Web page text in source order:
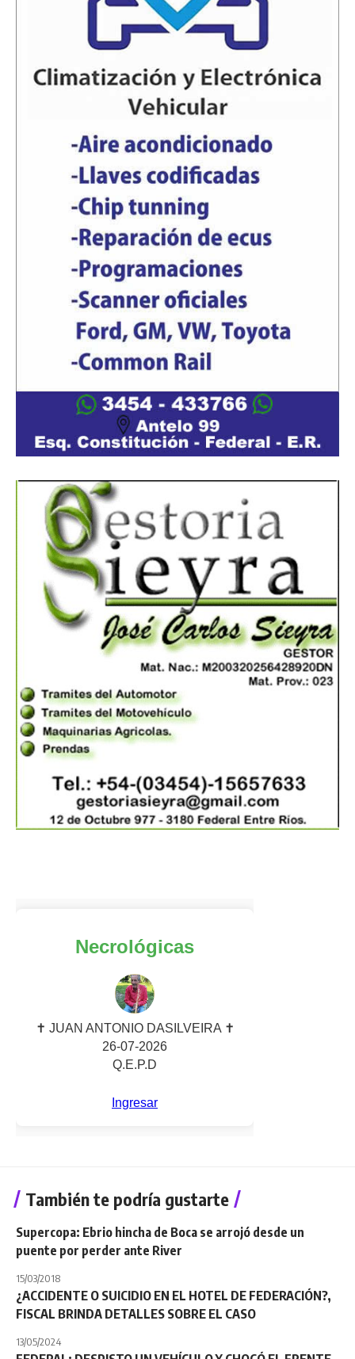
También te podría gustarte
Supercopa: Ebrio hincha de Boca se arrojó desde un
puente por perder ante River
15/03/2018
¿ACCIDENTE O SUICIDIO EN EL HOTEL DE FEDERACIÓN?,
FISCAL BRINDA DETALLES SOBRE EL CASO
13/05/2024